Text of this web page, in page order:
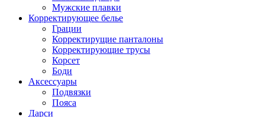
Мужские плавки
Корректирующее белье
Грации
Корректирущие панталоны
Корректирующие трусы
Корсет
Боди
Аксессуары
Подвязки
Пояса
Дарси